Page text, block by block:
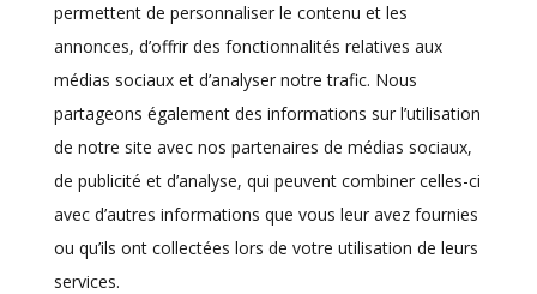
permettent de personnaliser le contenu et les
annonces, d’offrir des fonctionnalités relatives aux
médias sociaux et d’analyser notre trafic. Nous
partageons également des informations sur l’utilisation
de notre site avec nos partenaires de médias sociaux,
de publicité et d’analyse, qui peuvent combiner celles-ci
avec d’autres informations que vous leur avez fournies
ou qu’ils ont collectées lors de votre utilisation de leurs
services.